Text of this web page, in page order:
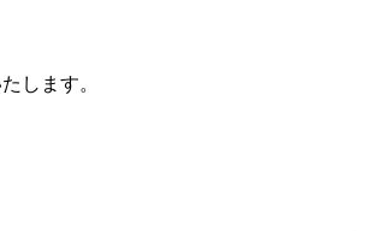
します。